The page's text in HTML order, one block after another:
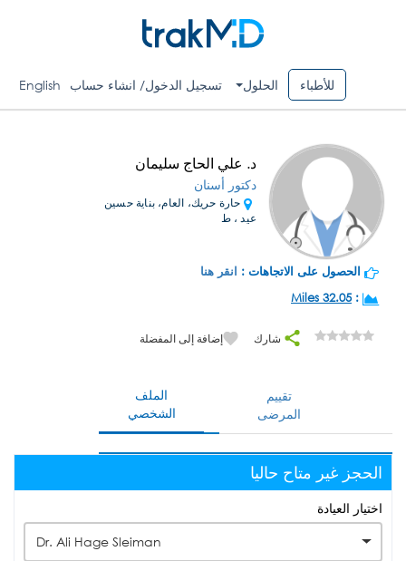
للأطباء الحلول تسجيل الدخول/ انشاء حساب English
د. علي الحاج سليمان
دكتور أسنان
حارة حريك، العام، بناية حسين
عيد ، ط
الحصول على الاتجاهات : انقر هنا
:
32.05 Miles
شارك إضافة إلى المفضلة
الملف
الشخصي
تقييم
المرضى
الحجز غير متاح حاليا
اختيار العيادة
Dr. Ali Hage Sleiman